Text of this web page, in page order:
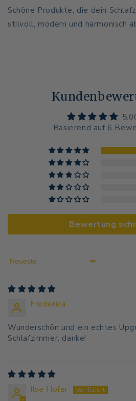
Schöne Produkte, die dein
stilvoll, modern und harmonisch
Basierend auf 6
Bewertung
Sort by
Frederika
Wunderschön und ein echtes
Schlafzimmer. danke!
Ilse Hofer